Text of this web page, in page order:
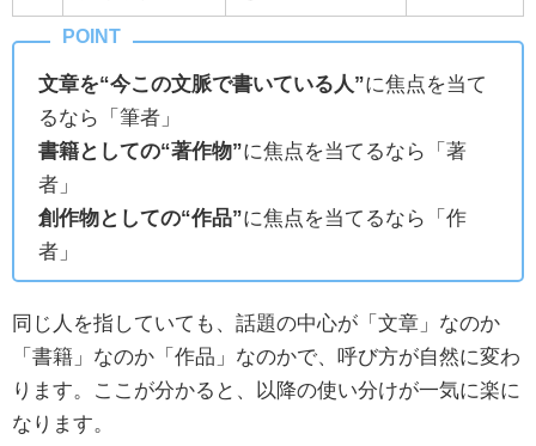
文章を“今この文脈で書いている人”に焦点を当て
るなら「筆者」
書籍としての“著作物”に焦点を当てるなら「著
者」
創作物としての“作品”に焦点を当てるなら「作
者」
同じ人を指していても、話題の中心が「文章」なのか
「書籍」なのか「作品」なのかで、呼び方が自然に変わ
ります。ここが分かると、以降の使い分けが一気に楽に
なります。